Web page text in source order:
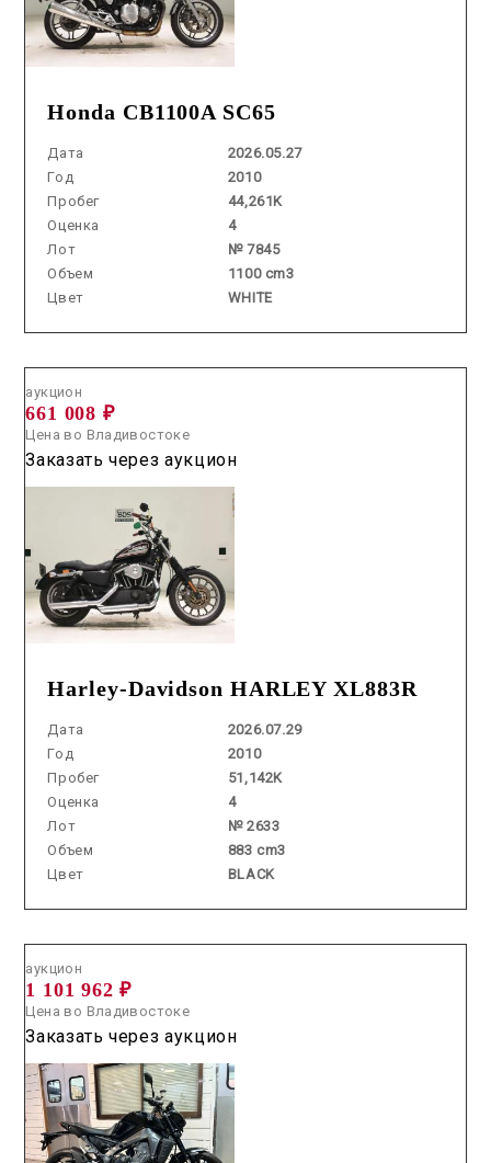
Honda CB1100A SC65
Дата
2026.05.27
Год
2010
Пробег
44,261K
Оценка
4
Лот
№ 7845
Объем
1100 cm3
Цвет
WHITE
Harley-Davidson HARLEY XL883R
Дата
2026.07.29
Год
2010
Пробег
51,142K
Оценка
4
Лот
№ 2633
Объем
883 cm3
Цвет
BLACK
аукцион
661 008 ₽
Цена во Владивостоке
Заказать через аукцион
аукцион
1 101 962 ₽
Цена во Владивостоке
Заказать через аукцион